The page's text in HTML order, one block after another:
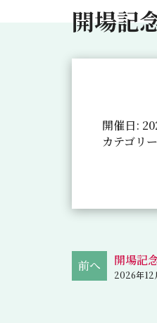
開場記
開催日:
カテゴリ
開場記
2026年12